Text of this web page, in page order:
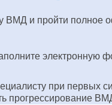
ВМД и пройти
электронную
при первых
прогрессирование